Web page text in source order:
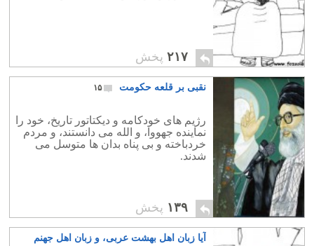
۲۱۷ پخش
نقبی بر قلعه حکومت ۱۵
رژیم های خودکامه و دیکتاتور تاریخ، خود را
نماینده جهووا، و الله می دانستند، و مردم
خردباخته و بی پناه بدان ها متوسل می
شدند.
۱۳۹ پخش
آیا زبان اهل بهشت عربی، و زبان اهل جهنم